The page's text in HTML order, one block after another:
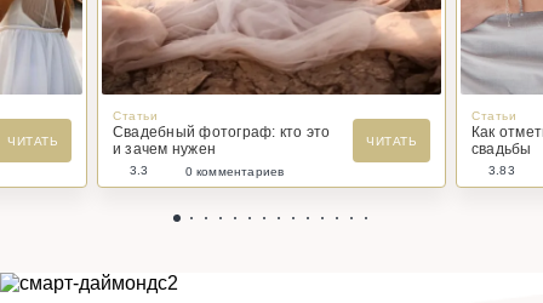
ЧИТАТЬ
Статьи
Свадебный фотограф: кто это
и зачем нужен
ЧИТАТЬ
3.3 0 комментариев
Статьи
Как
свадьбы
3.83